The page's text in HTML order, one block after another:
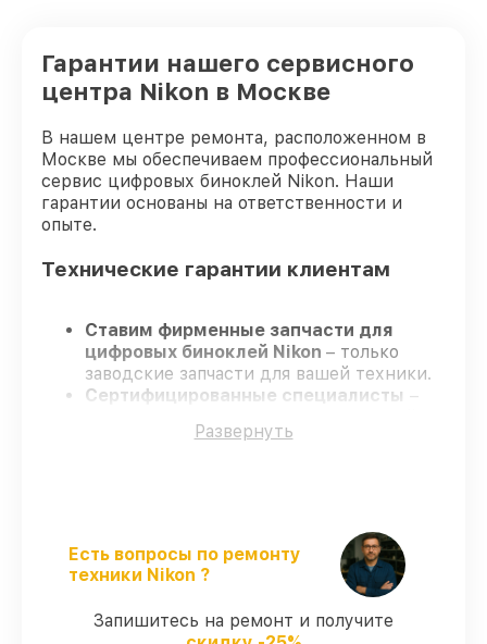
Гарантии нашего сервисного
центра Nikon в Москве
В нашем центре ремонта, расположенном в
Москве мы обеспечиваем профессиональный
сервис цифровых биноклей Nikon. Наши
гарантии основаны на ответственности и
опыте.
Технические гарантии клиентам
Ставим фирменные запчасти для
цифровых биноклей Nikon – только
заводские запчасти для вашей техники.
Сертифицированные специалисты –
навыков, что обеспечивает
бесконечных переносов.
Гарантийное обслуживание– на все
услуги и детали для цифровых биноклей
Nikon предоставляется официальное
сопровождение.
Развернуть
Есть вопросы по ремонту
техники Nikon ?
Запишитесь на ремонт и получите